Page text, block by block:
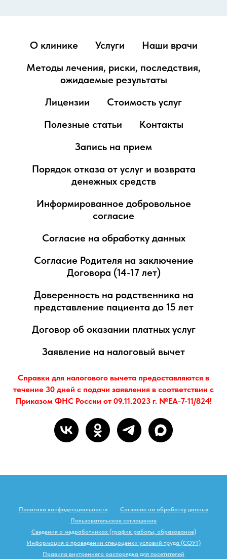
О клинике Услуги
Наши врачи
Методы лечения, риски, последствия,
ожидаемые результаты
Лицензии
Стоимость услуг
Полезные статьи
Контакты
Запись на прием
Порядок отказа от услуг и возврата
денежных средств
Информированное добровольное
согласие
Согласие на обработку данных
Согласие Родителя на заключение
Договора (14-17 лет)
Доверенность на родственника на
представление пациента до 15 лет
Договор об оказании платных услуг
Заявление на налоговый вычет
Справки для налогового вычета предоставляются в
течение 30 дней с подачи заявления в соответствии с
Приказом ФНС России от 09.11.2023 г. №ЕА-7-11/824!
Политика конфиденциальности
Согласие на обработку данных
Пользовательское соглашение
Сведения о медработниках (график работы, образование)
Информация о проведении спецоценки условий труда (СОУТ)
Правила внутреннего распорядка для посетителей